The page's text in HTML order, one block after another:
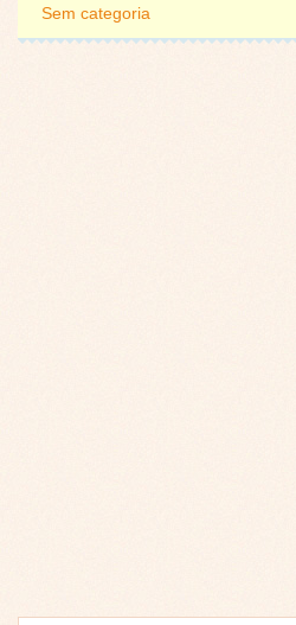
Sem categoria